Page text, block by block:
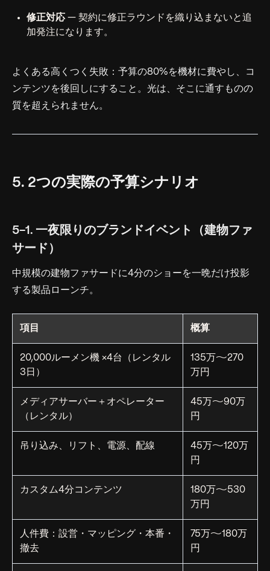
修正対応 — 契約に修正ラウンドを織り込まないと追
加発注になります。
よくある高くつく失敗：予算の80%を機材に費やし、コ
ンテンツを後回しにすること。光は、そこに通すものの
質を超えられません。
5. 2つの実際の予算シナリオ
5-1. 一夜限りのブランドイベント（建物ファ
サード）
中規模の建物ファサードに4分のショーを一晩だけ投影
する製品ローンチ。
項目 概算
20,000ルーメン機 ×4台（レンタル
3日）
135万〜270
万円
メディアサーバー＋オペレーター
（レンタル）
45万〜90万
円
吊り込み、リフト、電源、配線
45万〜120万
円
カスタム4分コンテンツ
180万〜530
万円
人件費：設営・マッピング・本番・
撤去
75万〜180万
円